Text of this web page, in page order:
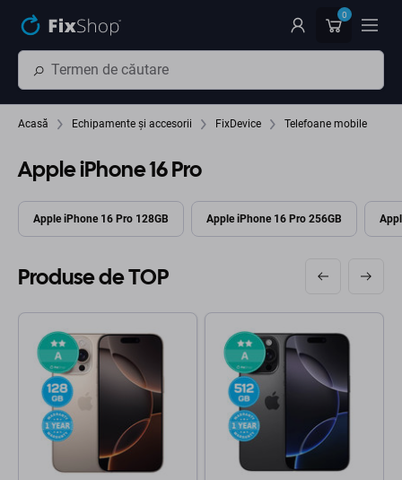
0
Acasă Echipamente și accesorii FixDevice Telefoane mobile
Apple iPhone 16 Pro
Apple iPhone 16 Pro 128GB Apple iPhone 16 Pro 256GB
Produse de TOP